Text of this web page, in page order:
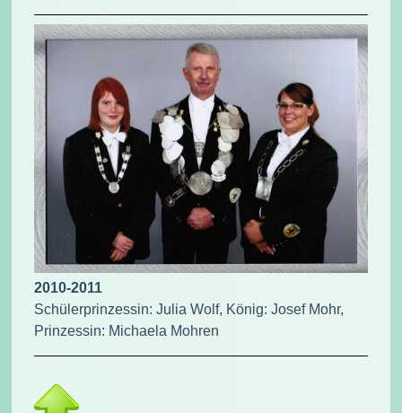
2010-2011
Schülerprinzessin: Julia Wolf, König: Josef Mohr,
Prinzessin: Michaela Mohren